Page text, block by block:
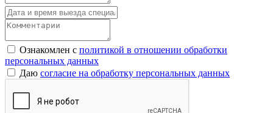
Ознакомлен с политикой в отношении обработки
персональных данных
Даю согласие на обработку персональных данных